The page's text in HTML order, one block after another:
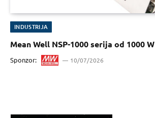
INDUSTRIJA
Mean Well NSP-1000 serija od 1000 W
Sponzor: 10/07/2026